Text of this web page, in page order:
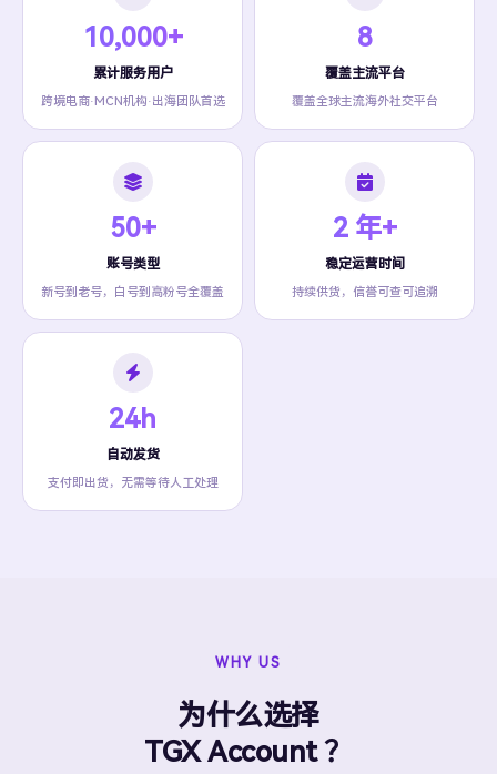
10,000+
累计服务用户
跨境电商·MCN机构·出海团队首选
8
覆盖主流平台
覆盖全球主流海外社交平台
50+
账号类型
新号到老号，白号到高粉号全覆盖
2 年+
稳定运营时间
持续供货，信誉可查可追溯
24h
自动发货
支付即出货，无需等待人工处理
WHY US
为什么选择
TGX Account ？